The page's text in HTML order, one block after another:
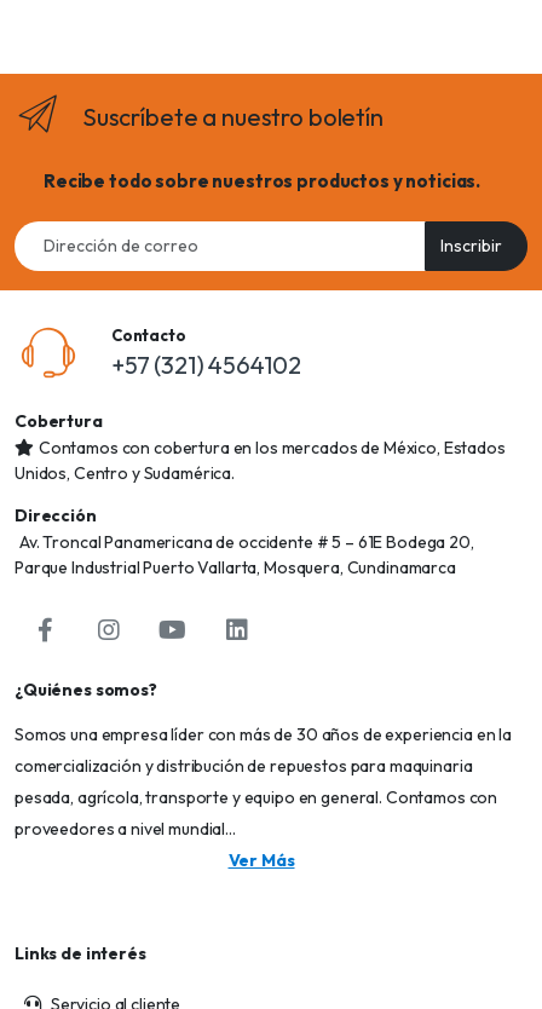
Suscríbete a nuestro boletín
Recibe todo sobre nuestros productos y noticias.
Email
address
Inscribir
Contacto
+57 (321) 4564102
Cobertura
Contamos con cobertura en los mercados de México, Estados
Unidos, Centro y Sudamérica.
Dirección
Av. Troncal Panamericana de occidente # 5 – 61E Bodega 20,
Parque Industrial Puerto Vallarta, Mosquera, Cundinamarca
¿Quiénes somos?
Somos una empresa líder con más de 30 años de experiencia en la
comercialización y distribución de repuestos para maquinaria
pesada, agrícola, transporte y equipo en general. Contamos con
proveedores a nivel mundial...
Ver Más
Links de interés
Servicio al cliente